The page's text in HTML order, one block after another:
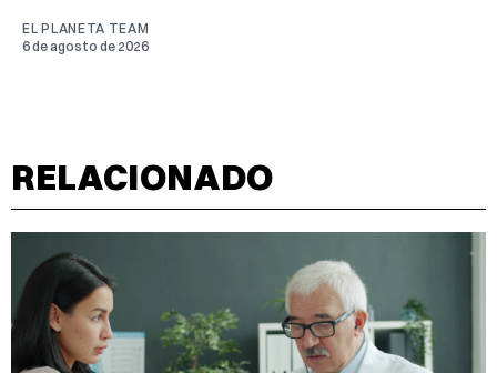
EL PLANETA TEAM
6 de agosto de 2026
RELACIONADO